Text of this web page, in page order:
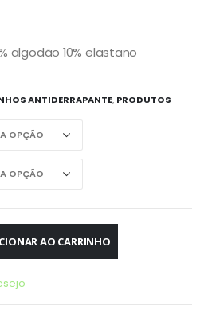
algodão 10% elastano
ANTIDERRAPANTE, PRODUTOS
AO CARRINHO